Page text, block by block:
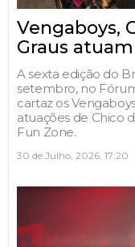
Vengaboys,
Graus
A sexta edição do
setembro, no
cartaz os
atuações de Chico
Fun Zone.
30 de Julho, 2026, 17:20